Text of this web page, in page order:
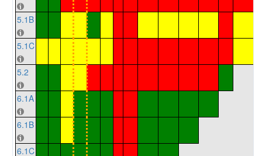
5.1B
5.1C
5.2
6.1A
6.1B
6.1C